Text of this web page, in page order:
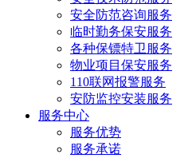
安全防范咨询服务
临时勤务保安服务
各种保镖特卫服务
物业项目保安服务
110联网报警服务
安防监控安装服务
服务中心
服务优势
服务承诺